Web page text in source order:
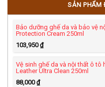
SẢN PHẨM
Bảo dưỡng ghế da và bảo vệ
Protection Cream 250ml
103,950₫
Vệ sinh ghế da và nội thất ô tô
Leather Ultra Clean 250ml
88,000₫